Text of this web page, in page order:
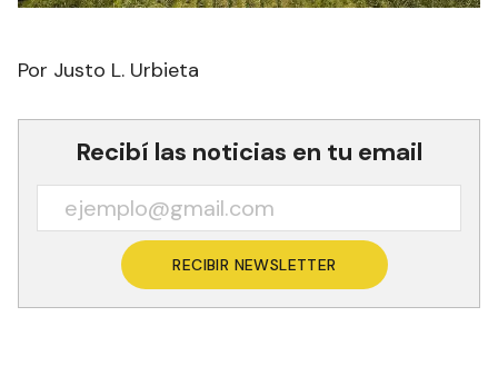
Por Justo L. Urbieta
Recibí las noticias en tu email
RECIBIR NEWSLETTER